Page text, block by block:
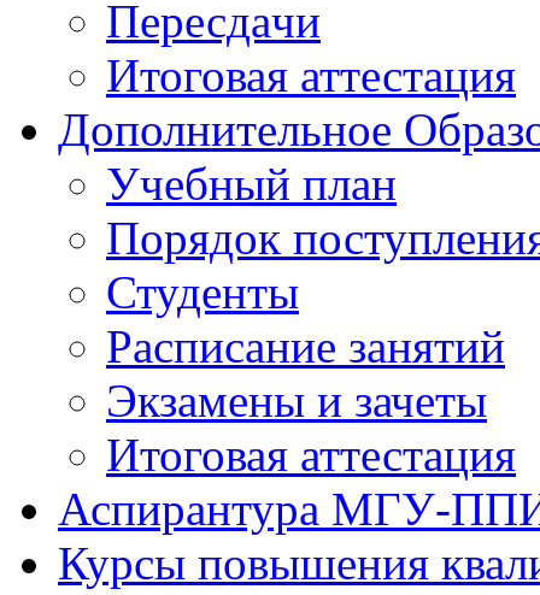
Пересдачи
Итоговая аттестация
Дополнительное
Учебный план
Порядок
Студенты
Расписание занятий
Экзамены и зачеты
Итоговая аттестация
Аспирантура МГУ-
Курсы повышения